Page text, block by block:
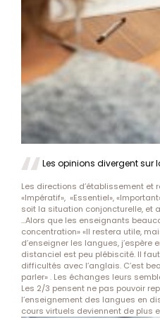
Les opinions divergent
Les directions d’établissement et
«Impératif», «Essentiel»,
soit la situation conjoncturelle, et
…Alors que les enseignants
concentration» «Il restera utile,
d’enseigner les langues, j’espère
distanciel est peu plébiscité. Il
difficultés avec l’anglais. C’est
parler» . Les échanges leurs
Les 2/3 pensent ne pas pouvoir
l’enseignement des langues en
cours virtuels deviennent de plus